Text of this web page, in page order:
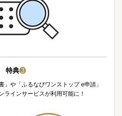
特典❸
」や「ふるなびワンストップ e申請」
ラインサービスが利用可能に！